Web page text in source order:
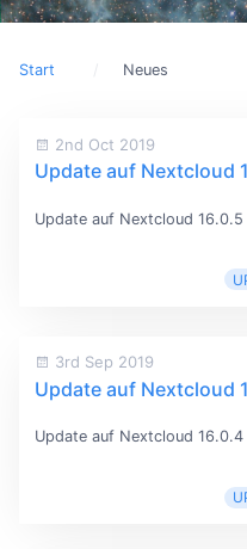
Start Neues
2nd Oct 2019
Update auf Nextcloud
Update auf Nextcloud
3rd Sep 2019
Update auf Nextcloud
Update auf Nextcloud